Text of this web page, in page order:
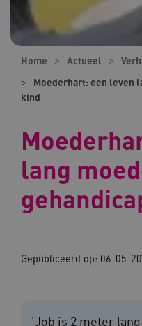
Home Actueel
Moederhart: een leven
kind
lang
Gepubliceerd op: 06-05-
'Job is 2 meter